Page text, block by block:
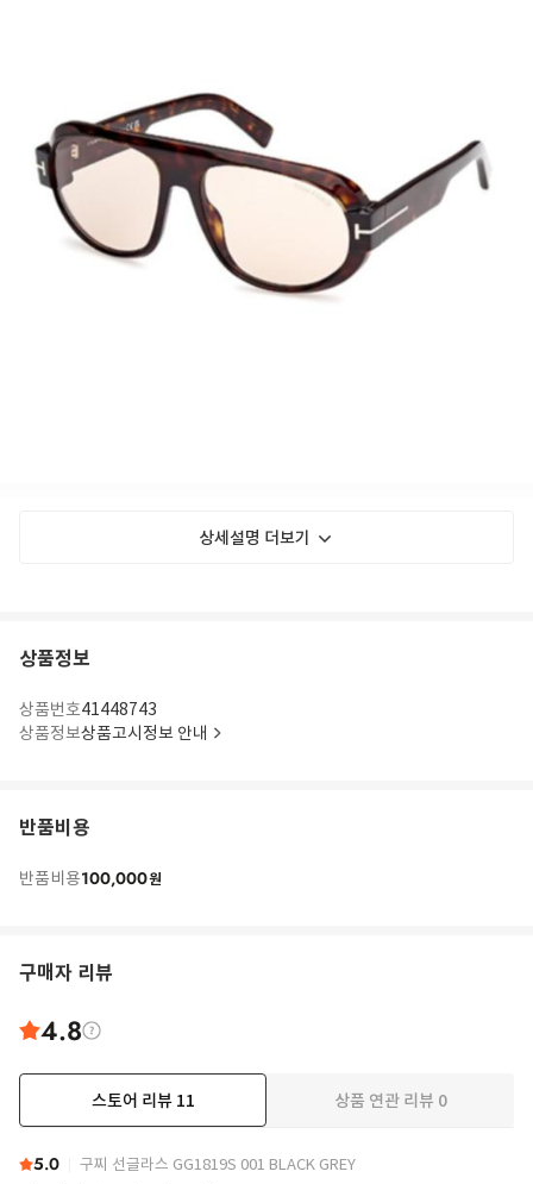
상세설명 더보기
상품정보
상품번호41448743
상품정보상품고시정보 안내
반품비용
반품비용100,000원
구매자 리뷰
4.8
스토어 리뷰 11 상품 연관 리뷰 0
5.0 구찌 선글라스 GG1819S 001 BLACK GREY